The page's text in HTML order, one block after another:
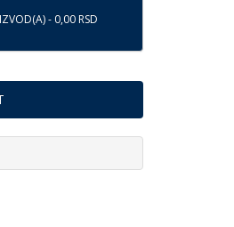
- 0,00 RSD